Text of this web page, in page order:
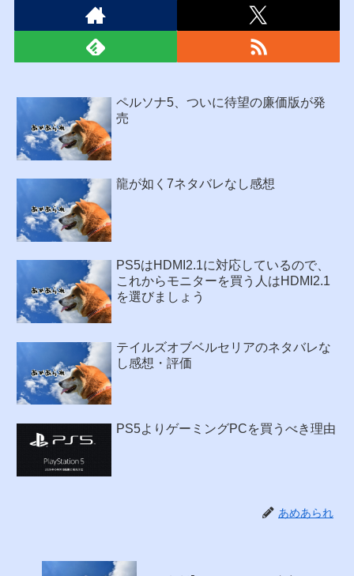
ペルソナ5、ついに待望の廉価版が発
売
龍が如く7ネタバレなし感想
PS5はHDMI2.1に対応しているので、
これからモニターを買う人はHDMI2.1
を選びましょう
テイルズオブベルセリアのネタバレな
し感想・評価
PS5よりゲーミングPCを買うべき理由
あめあられ